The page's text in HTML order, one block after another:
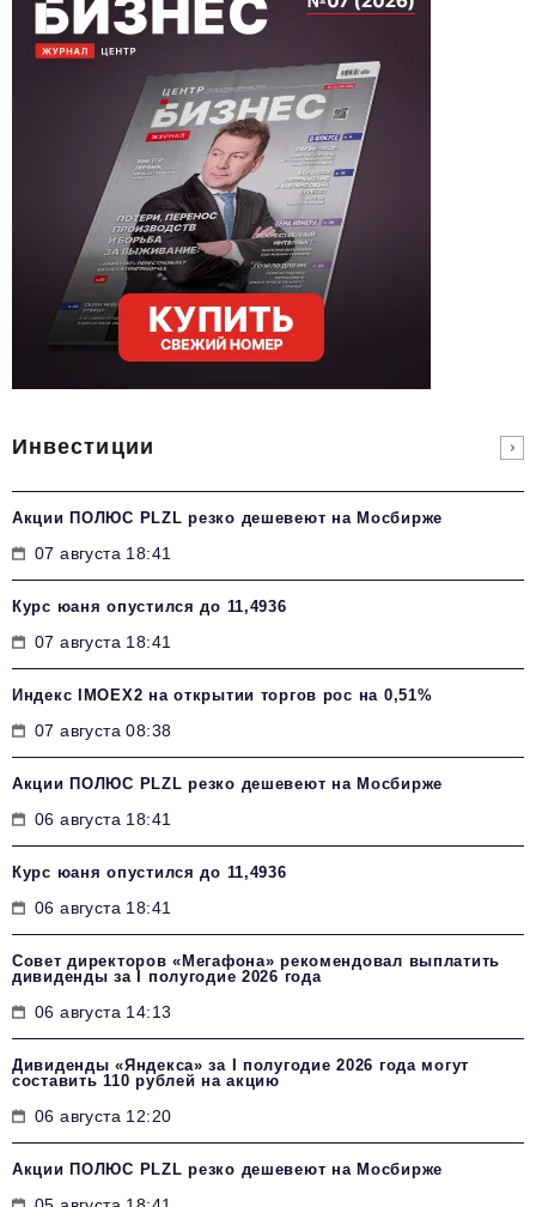
Инвестиции
Акции ПОЛЮС PLZL резко дешевеют на Мосбирже
07 августа 18:41
Курс юаня опустился до 11,4936
07 августа 18:41
Индекс IMOEX2 на открытии торгов рос на 0,51%
07 августа 08:38
Акции ПОЛЮС PLZL резко дешевеют на Мосбирже
06 августа 18:41
Курс юаня опустился до 11,4936
06 августа 18:41
Совет директоров «Мегафона» рекомендовал выплатить
дивиденды за I полугодие 2026 года
06 августа 14:13
Дивиденды «Яндекса» за I полугодие 2026 года могут
составить 110 рублей на акцию
06 августа 12:20
Акции ПОЛЮС PLZL резко дешевеют на Мосбирже